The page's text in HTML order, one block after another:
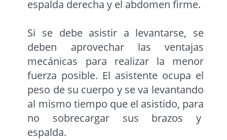
espalda derecha y el abdomen firme.
Si se debe asistir a levantarse, se
deben aprovechar las ventajas
mecánicas para realizar la menor
fuerza posible. El asistente ocupa el
peso de su cuerpo y se va levantando
al mismo tiempo que el asistido, para
no sobrecargar sus brazos y
espalda.